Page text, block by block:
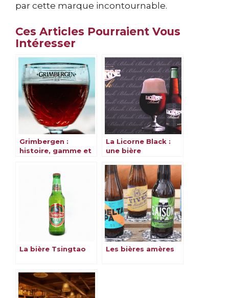
par cette marque incontournable.
Ces Articles Pourraient Vous
Intéresser
Grimbergen :
histoire, gamme et
La Licorne Black :
une bière
magique
La bière Tsingtao Les bières amères